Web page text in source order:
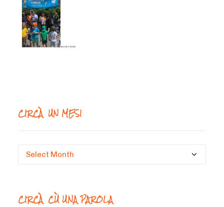
CIRCÀ UN MESI
Circà
CIRCÀ CÙ UNA PAROLA